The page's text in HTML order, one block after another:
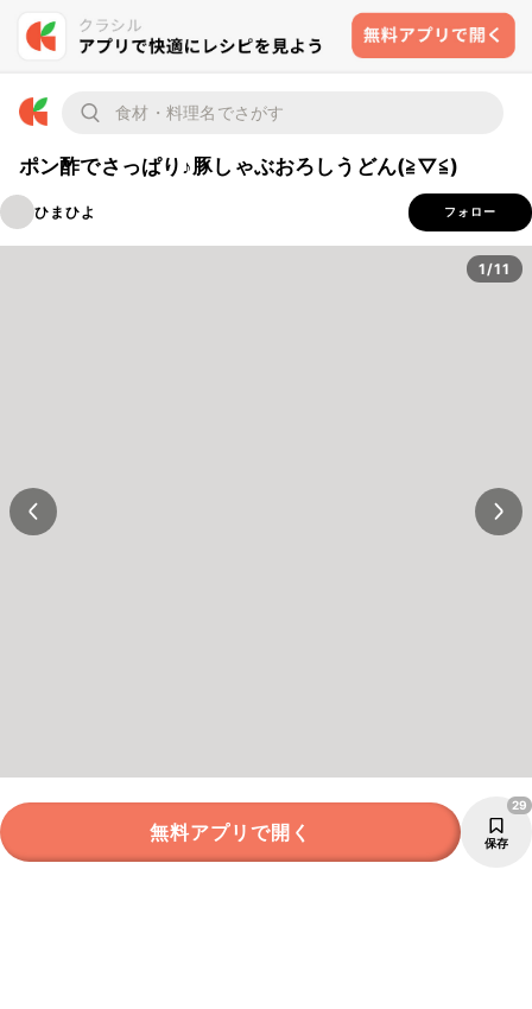
ポン酢でさっぱり♪豚しゃぶおろしうどん(≧▽≦)
ひまひよ フォロー
1/11
無料アプリで開く 保存
29